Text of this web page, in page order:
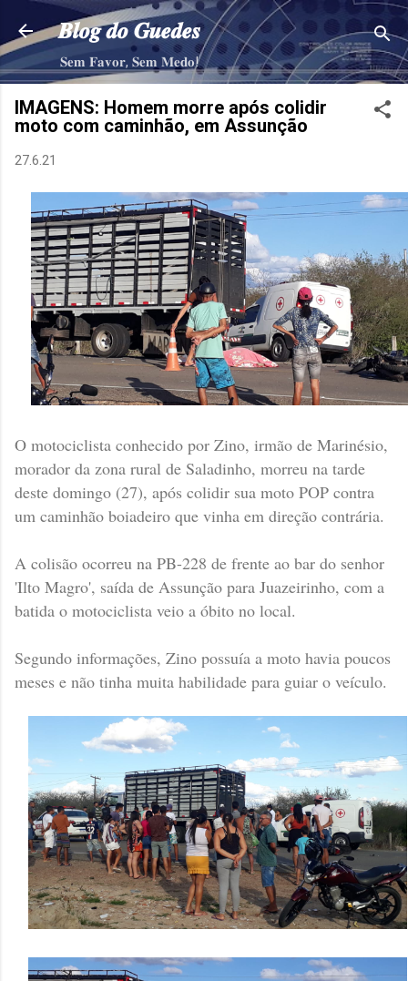
Pular para o conteúdo principal
𝑩𝒍𝒐𝒈 𝒅𝒐 𝑮𝒖𝒆𝒅𝒆𝒔
𝐒𝐞𝐦 𝐅𝐚𝐯𝐨𝐫, 𝐒𝐞𝐦 𝐌𝐞𝐝𝐨!
IMAGENS: Homem morre após colidir
moto com caminhão, em Assunção
27.6.21
O motociclista conhecido por Zino, irmão de Marinésio,
morador da zona rural de Saladinho, morreu na tarde
deste domingo (27), após colidir sua moto POP contra
um caminhão boiadeiro que vinha em direção contrária.
A colisão ocorreu na PB-228 de frente ao bar do senhor
'Ilto Magro', saída de Assunção para Juazeirinho, com a
batida o motociclista veio a óbito no local.
Segundo informações, Zino possuía a moto havia poucos
meses e não tinha muita habilidade para guiar o veículo.